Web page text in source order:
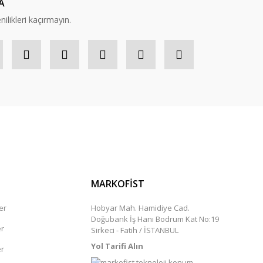
kaçırmayın.
MARKOFİST
Hobyar Mah. Hamidiye Cad.
Doğubank İş Hanı Bodrum Kat No:19
Sirkeci - Fatih / İSTANBUL
Yol Tarifi Alın